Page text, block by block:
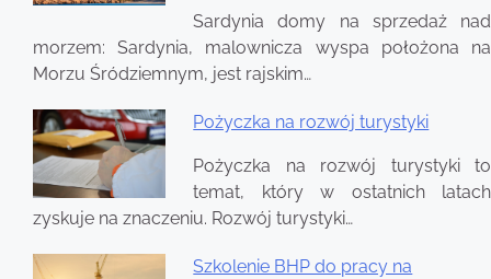
Sardynia domy na sprzedaż nad
morzem: Sardynia, malownicza wyspa położona na
Morzu Śródziemnym, jest rajskim…
Pożyczka na rozwój turystyki
Pożyczka na rozwój turystyki to
temat, który w ostatnich latach
zyskuje na znaczeniu. Rozwój turystyki…
Szkolenie BHP do pracy na